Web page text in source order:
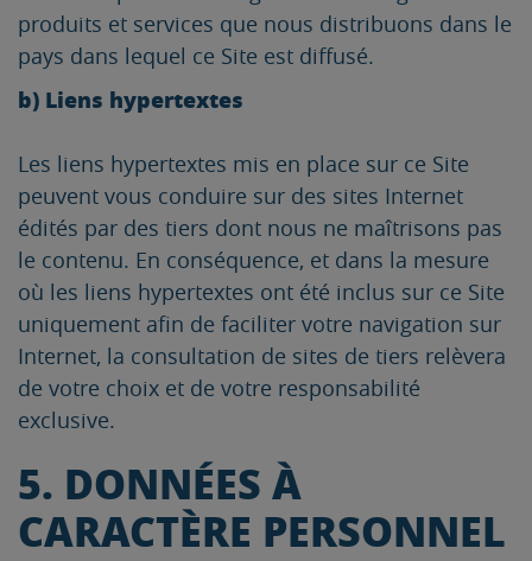
produits et services que nous distribuons dans le
pays dans lequel ce Site est diffusé.
b) Liens hypertextes
Les liens hypertextes mis en place sur ce Site
peuvent vous conduire sur des sites Internet
édités par des tiers dont nous ne maîtrisons pas
le contenu. En conséquence, et dans la mesure
où les liens hypertextes ont été inclus sur ce Site
uniquement afin de faciliter votre navigation sur
Internet, la consultation de sites de tiers relèvera
de votre choix et de votre responsabilité
exclusive.
5. DONNÉES À
CARACTÈRE PERSONNEL